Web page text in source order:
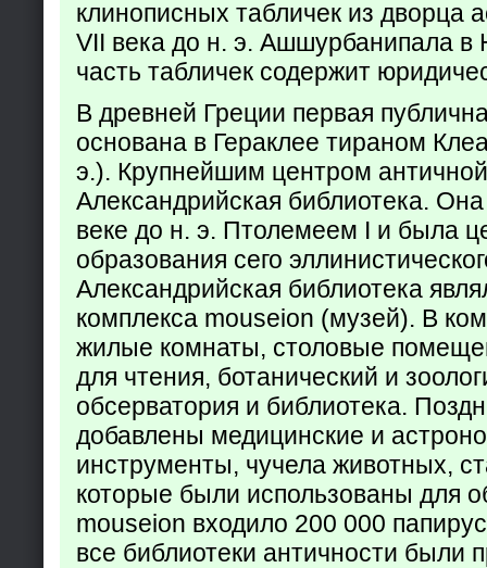
клинописных табличек из дворца
VII века до н. э. Ашшурбанипала в
часть табличек содержит
В древней Греции первая
основана в Гераклее тираном
э.). Крупнейшим центром
Александрийская библиотека.
веке до н. э. Птолемеем I и была
образования сего
Александрийская библиотека
комплекса mouseion (музей). В
жилые комнаты, столовые
для чтения, ботанический и
обсерватория и библиотека.
добавлены медицинские и
инструменты, чучела животных,
которые были использованы для
mouseion входило 200 000
все библиотеки античности были